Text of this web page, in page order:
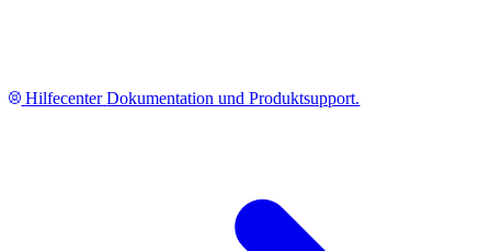
Hilfecenter Dokumentation und Produktsupport.